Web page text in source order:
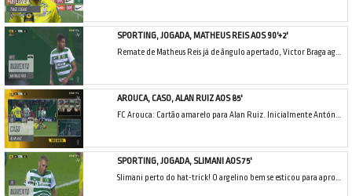
SPORTING, JOGADA, MATHEUS REIS AOS 90'+2'
Remate de Matheus Reis já de ângulo apertado, Victor Braga agarra!
AROUCA, CASO, ALAN RUIZ AOS 85'
FC Arouca: Cartão amarelo para Alan Ruiz. Inicialmente António Nobre exibe o vermelho direto a Alan Ruiz por falta sobre Porro, mas depois de ouvir o VAR e ver ele mesmo as imagens, o árbitro volta atrás e muda a cor do cartão para amarelo.
SPORTING, JOGADA, SLIMANI AOS 75'
Slimani perto do hat-trick! O argelino bem se esticou para aproveitar o cruzamento de Matheus Nunes, mas o desvio saiu ao lado do alvo.